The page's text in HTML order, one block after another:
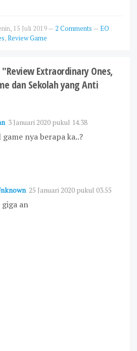
15 Juli 2019— 2 Comments —EO
,Review Game
Extraordinary Ones,
dan Sekolah yang Anti
3 Januari 2020 pukul 14.38
nya berapa ka..?
25 Januari 2020 pukul 03.55
giga an